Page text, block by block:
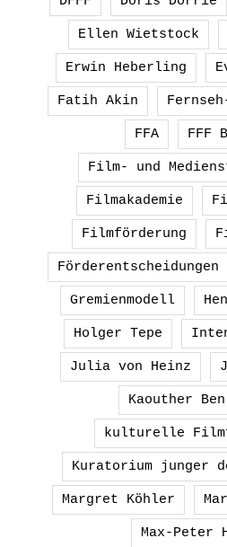
Ellen Wietstock
Erwin Heberling
Fatih Akin
FFA FFF
Film- und
Filmakademie
Filmförderung
Förderentscheidungen
Gremienmodell
Holger Tepe
Julia von Heinz
Kaouther
kulturelle
Kuratorium junger
Margret Köhler
Max-Peter